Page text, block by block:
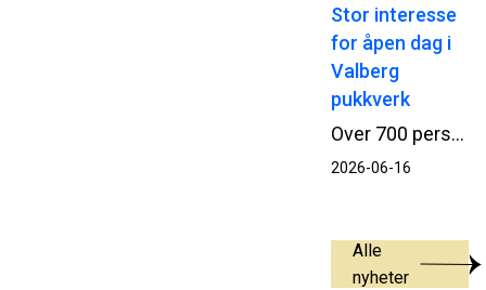
Stor interesse
for åpen dag i
Valberg
pukkverk
Over 700 personer tok turen da NCC åpnet portene til Valberg pukkverk og inviterte til en innholdsrik og lærerik åpen dag lørdag 13. juni. Arrangementet ga et innblikk i virksomheten bak gjerdet – og interessen var stor.
2026-06-16
Alle
nyheter